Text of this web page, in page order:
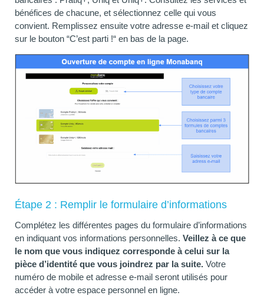
bénéfices de chacune, et sélectionnez celle qui vous
convient. Remplissez ensuite votre adresse e-mail et cliquez
sur le bouton “C’est parti !“ en bas de la page.
Étape 2 : Remplir le formulaire d’informations
Complétez les différentes pages du formulaire d’informations
en indiquant vos informations personnelles. Veillez à ce que
le nom que vous indiquez corresponde à celui sur la
pièce d’identité que vous joindrez par la suite. Votre
numéro de mobile et adresse e-mail seront utilisés pour
accéder à votre espace personnel en ligne.